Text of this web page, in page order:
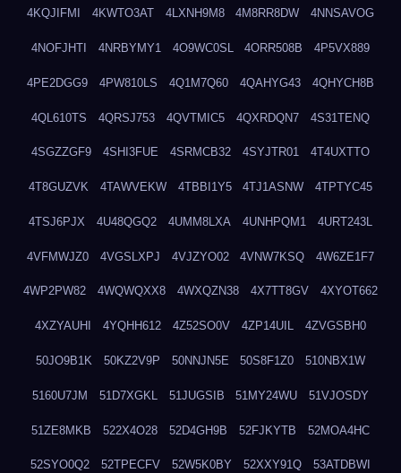
4KQJIFMI 4KWTO3AT 4LXNH9M8 4M8RR8DW 4NNSAVOG
4NOFJHTI 4NRBYMY1 4O9WC0SL 4ORR508B 4P5VX889
4PE2DGG9 4PW810LS 4Q1M7Q60 4QAHYG43 4QHYCH8B
4QL610TS 4QRSJ753 4QVTMIC5 4QXRDQN7 4S31TENQ
4SGZZGF9 4SHI3FUE 4SRMCB32 4SYJTR01 4T4UXTTO
4T8GUZVK 4TAWVEKW 4TBBI1Y5 4TJ1ASNW 4TPTYC45
4TSJ6PJX 4U48QGQ2 4UMM8LXA 4UNHPQM1 4URT243L
4VFMWJZ0 4VGSLXPJ 4VJZYO02 4VNW7KSQ 4W6ZE1F7
4WP2PW82 4WQWQXX8 4WXQZN38 4X7TT8GV 4XYOT662
4XZYAUHI 4YQHH612 4Z52SO0V 4ZP14UIL 4ZVGSBH0
50JO9B1K 50KZ2V9P 50NNJN5E 50S8F1Z0 510NBX1W
5160U7JM 51D7XGKL 51JUGSIB 51MY24WU 51VJOSDY
51ZE8MKB 522X4O28 52D4GH9B 52FJKYTB 52MOA4HC
52SYO0Q2 52TPECFV 52W5K0BY 52XXY91Q 53ATDBWI